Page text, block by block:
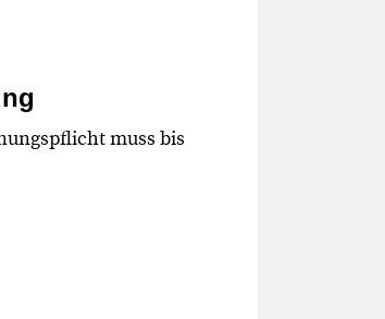
muss bis